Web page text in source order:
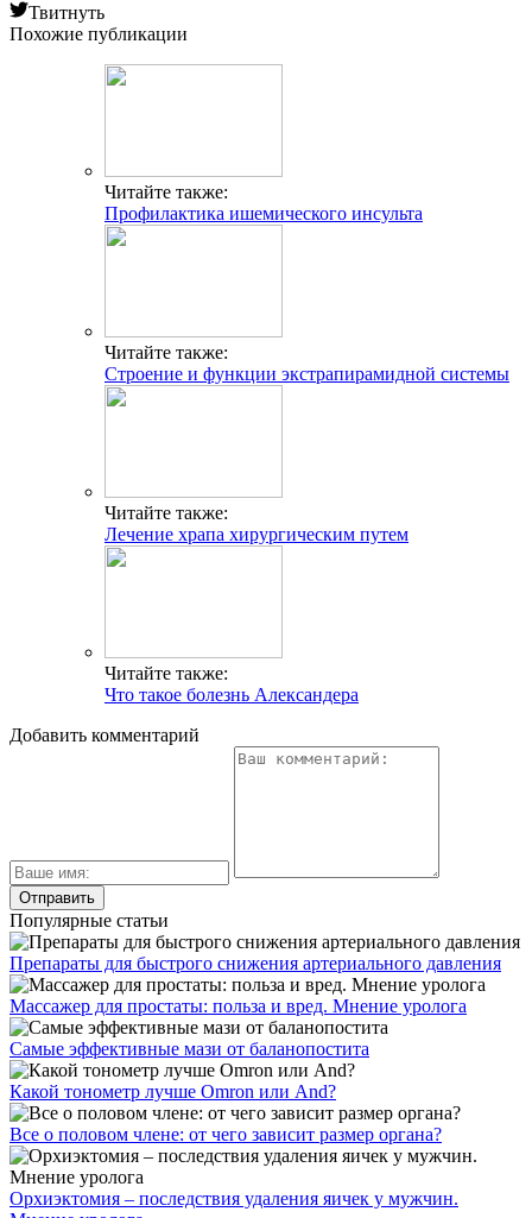
Твитнуть
Похожие публикации
Читайте также:
Профилактика ишемического инсульта
Читайте также:
Строение и функции экстрапирамидной системы
Читайте также:
Лечение храпа хирургическим путем
Читайте также:
Что такое болезнь Александера
Добавить комментарий
Популярные статьи
Препараты для быстрого снижения артериального давления
Массажер для простаты: польза и вред. Мнение уролога
Самые эффективные мази от баланопостита
Какой тонометр лучше Omron или And?
Все о половом члене: от чего зависит размер органа?
Орхиэктомия – последствия удаления яичек у мужчин.